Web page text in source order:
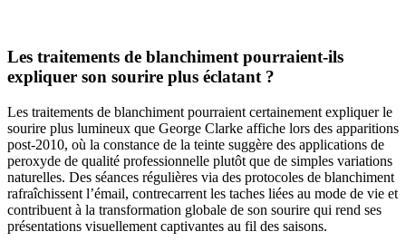
Les traitements de blanchiment pourraient-ils
expliquer son sourire plus éclatant ?
Les traitements de blanchiment pourraient certainement expliquer le
sourire plus lumineux que George Clarke affiche lors des apparitions
post-2010, où la constance de la teinte suggère des applications de
peroxyde de qualité professionnelle plutôt que de simples variations
naturelles. Des séances régulières via des protocoles de blanchiment
rafraîchissent l’émail, contrecarrent les taches liées au mode de vie et
contribuent à la transformation globale de son sourire qui rend ses
présentations visuellement captivantes au fil des saisons.